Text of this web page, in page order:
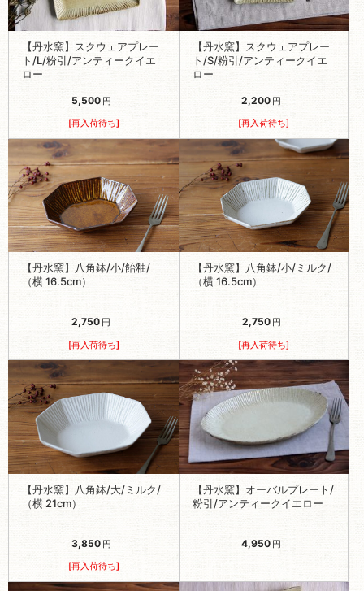
【丹水窯】スクウェアプレー
ト/L/粉引/アンティークイエ
ロー
5,500 円
[再入荷待ち]
【丹水窯】スクウェアプレー
ト/S/粉引/アンティークイエ
ロー
2,200 円
[再入荷待ち]
【丹水窯】八角鉢/小/飴釉/
（横 16.5cm）
2,750 円
[再入荷待ち]
【丹水窯】八角鉢/小/ミルク/
（横 16.5cm）
2,750 円
[再入荷待ち]
【丹水窯】八角鉢/大/ミルク/
（横 21cm）
3,850 円
[再入荷待ち]
【丹水窯】オーバルプレート/
粉引/アンティークイエロー
4,950 円